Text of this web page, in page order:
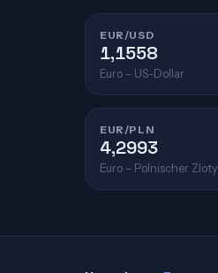
EUR/USD
1,1558
Euro – US-Dollar
EUR/PLN
4,2993
Euro – Polnischer Zloty